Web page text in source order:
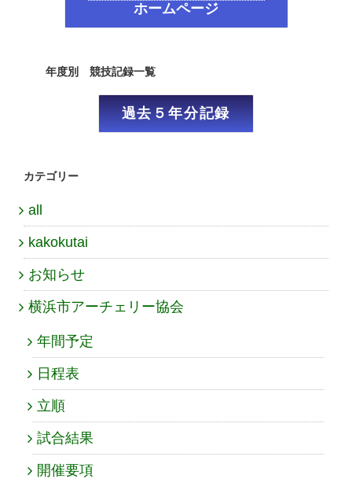
ホームページ
年度別 競技記録一覧
過去５年分記録
カテゴリー
all
kakokutai
お知らせ
横浜市アーチェリー協会
年間予定
日程表
立順
試合結果
開催要項